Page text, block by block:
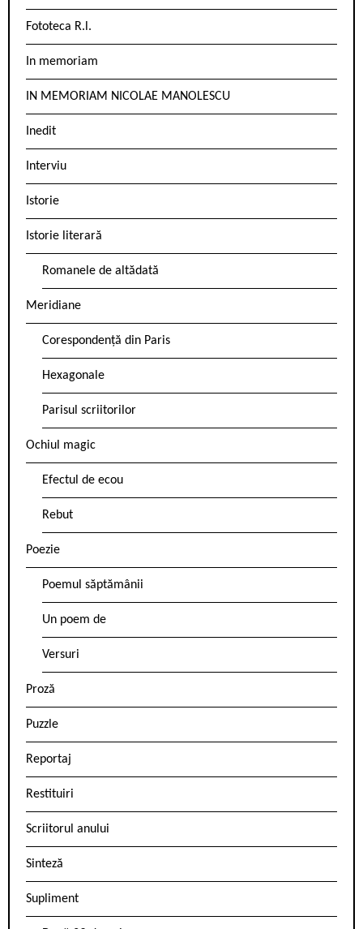
Fototeca R.l.
In memoriam
IN MEMORIAM NICOLAE MANOLESCU
Inedit
Interviu
Istorie
Istorie literară
Romanele de altădată
Meridiane
Corespondență din Paris
Hexagonale
Parisul scriitorilor
Ochiul magic
Efectul de ecou
Rebut
Poezie
Poemul săptămânii
Un poem de
Versuri
Proză
Puzzle
Reportaj
Restituiri
Scriitorul anului
Sinteză
Supliment